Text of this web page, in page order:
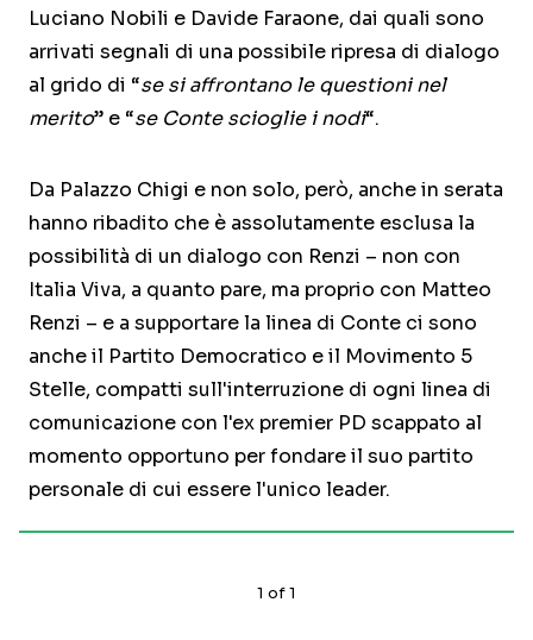
Luciano Nobili e Davide Faraone, dai quali sono
arrivati segnali di una possibile ripresa di dialogo
al grido di “se si affrontano le questioni nel
merito” e “se Conte scioglie i nodi“.
Da Palazzo Chigi e non solo, però, anche in serata
hanno ribadito che è assolutamente esclusa la
possibilità di un dialogo con Renzi – non con
Italia Viva, a quanto pare, ma proprio con Matteo
Renzi – e a supportare la linea di Conte ci sono
anche il Partito Democratico e il Movimento 5
Stelle, compatti sull'interruzione di ogni linea di
comunicazione con l'ex premier PD scappato al
momento opportuno per fondare il suo partito
personale di cui essere l'unico leader.
1 of1